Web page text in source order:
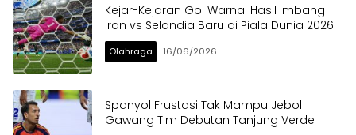
Kejar-Kejaran Gol Warnai Hasil Imbang
Iran vs Selandia Baru di Piala Dunia 2026
Olahraga 16/06/2026
Spanyol Frustasi Tak Mampu Jebol
Gawang Tim Debutan Tanjung Verde